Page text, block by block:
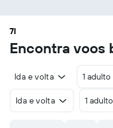
7I
Encontra voos
Ida e volta 1 adulto
Ida e volta 1